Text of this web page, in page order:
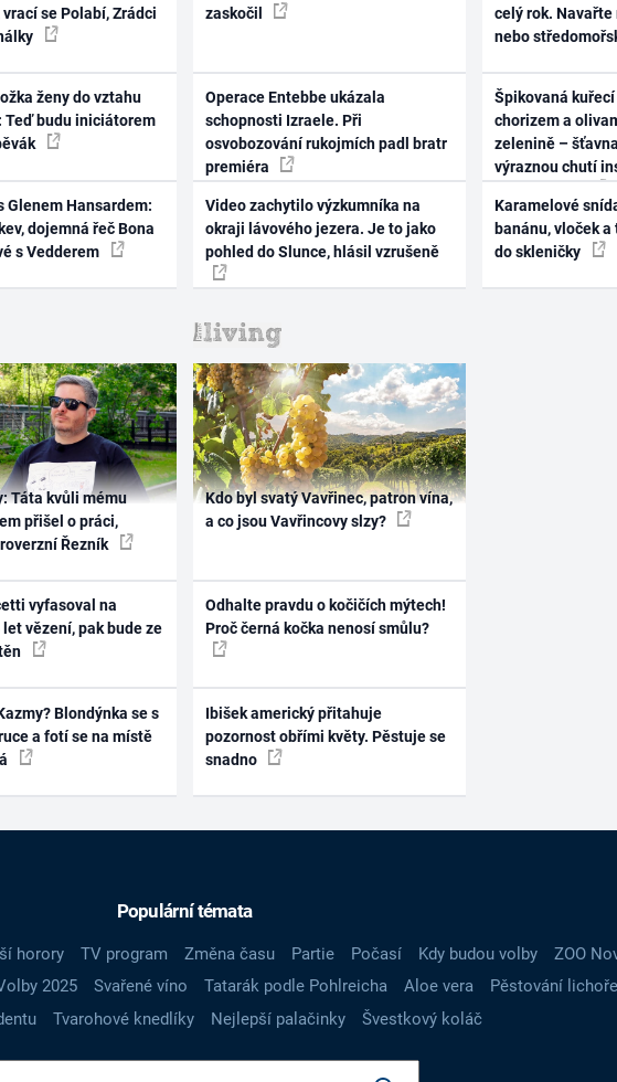
se Polabí, Zrádci
ženy do vztahu
Teď budu iniciátorem
Glenem Hansardem:
dojemná řeč Bona
s Vedderem
zaskočil
Operace Entebbe ukázala
schopnosti Izraele. Při
osvobozování rukojmích padl bratr
premiéra
Video zachytilo výzkumníka na
okraji lávového jezera. Je to jako
pohled do Slunce, hlásil vzrušeně
celý rok.
nebo
Špikovaná
chorizem a
zelenině –
výraznou chutí
Karamelové
banánu, vloček
do skleničky
Táta kvůli mému
přišel o práci,
Řezník
vyfasoval na
vězení, pak bude ze
Blondýnka se s
a fotí se na místě
Kdo byl svatý Vavřinec, patron vína,
a co jsou Vavřincovy slzy?
Odhalte pravdu o kočičích mýtech!
Proč černá kočka nenosí smůlu?
Ibišek americký přitahuje
pozornost obřími květy. Pěstuje se
snadno
Populární témata
horory TV program Změna času Partie Počasí Kdy budou volby
ZOO
2025 Svařené víno Tatarák podle Pohlreicha Aloe vera
Pěstování
Tvarohové knedlíky Nejlepší palačinky Švestkový koláč